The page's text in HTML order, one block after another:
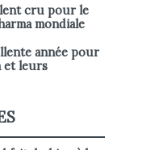
cru pour le
mondiale
année pour
et leurs